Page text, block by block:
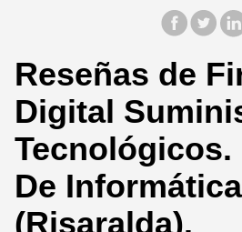
Reseñas de
Digital
Tecnológicos.
De
(Risaralda).